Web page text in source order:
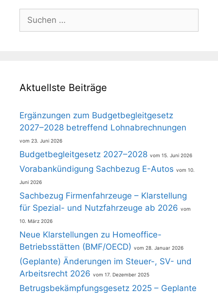
Suchen
nach:
Aktuellste Beiträge
Ergänzungen zum Budgetbegleitgesetz
2027–2028 betreffend Lohnabrechnungen
23. Juni 2026
Budgetbegleitgesetz 2027–2028 15. Juni 2026
Vorabankündigung Sachbezug E-Autos 10.
Juni 2026
Sachbezug Firmenfahrzeuge – Klarstellung
für Spezial- und Nutzfahrzeuge ab 2026
10. März 2026
Neue Klarstellungen zu Homeoffice-
Betriebsstätten (BMF/OECD)
28. Januar 2026
(Geplante) Änderungen im Steuer-, SV- und
Arbeitsrecht 2026
17. Dezember 2025
Betrugsbekämpfungsgesetz 2025 – Geplante